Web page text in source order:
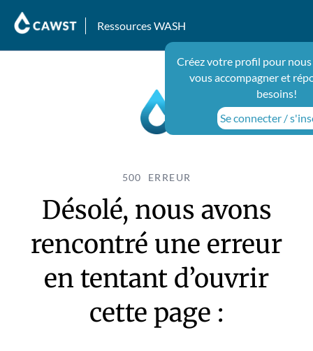
Ressources WASH
Créez votre profil pour
vous accompagner et
besoins!
Se connecter /
500 ERREUR
Désolé, nous avons
rencontré une erreur
en tentant d’ouvrir
cette page :